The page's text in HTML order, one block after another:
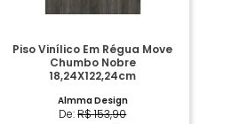
Piso Vinílico Em Régua Move
Chumbo Nobre
18,24X122,24cm
Almma Design
De:R$153,90